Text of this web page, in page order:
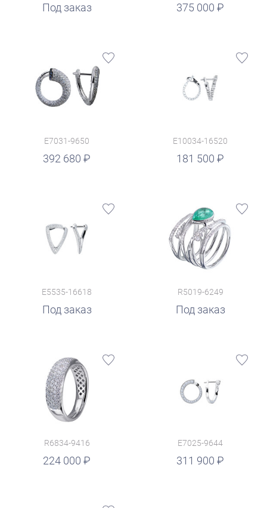
Под заказ 375 000
руб.
E7031-9650
392 680
E10034-16520
181 500
руб.
E5535-16618
Под заказ
R5019-6249
Под заказ
R6834-9416
224 000
E7025-9644
311 900
руб.